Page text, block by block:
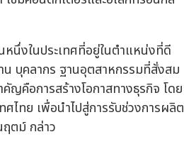
หนึ่งในประเทศที่อยู่ในตำแหน่งที่ดี
น บุคลากร ฐานอุตสาหกรรมที่สั่งสม
ญคือการสร้างโอกาสทางธุรกิจ โดย
ศไทย เพื่อนำไปสู่การรับช่วงการผลิต
ตม์ กล่าว